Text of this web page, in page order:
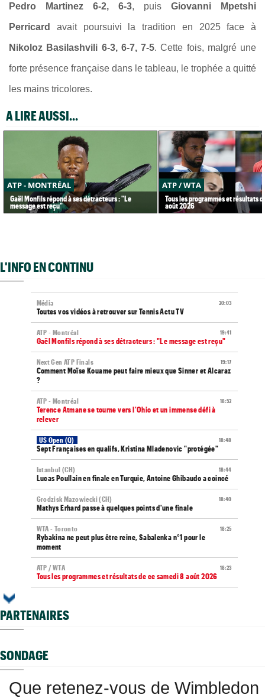
Pedro Martinez 6-2, 6-3, puis Giovanni Mpetshi
Perricard avait poursuivi la tradition en 2025 face à
Nikoloz Basilashvili 6-3, 6-7, 7-5. Cette fois, malgré une
forte présence française dans le tableau, le trophée a quitté
les mains tricolores.
A LIRE AUSSI...
ATP - MONTRÉAL
Gaël Monfils répond à ses détracteurs : "Le
message est reçu"
ATP / WTA
Tous les programmes et résultats
août 2026
L'INFO EN CONTINU
20:03
Média
Toutes vos vidéos à retrouver sur Tennis Actu TV
19:41
ATP - Montréal
Gaël Monfils répond à ses détracteurs : "Le message est reçu"
19:17
Next Gen ATP Finals
Comment Moïse Kouame peut faire mieux que Sinner et Alcaraz
?
18:52
ATP - Montréal
Terence Atmane se tourne vers l'Ohio et un immense défi à
relever
18:48
US Open (Q)
Sept Françaises en qualifs, Kristina Mladenovic "protégée"
18:44
Istanbul (CH)
Lucas Poullain en finale en Turquie, Antoine Ghibaudo a coincé
18:40
Grodzisk Mazowiecki (CH)
Mathys Erhard passe à quelques points d'une finale
18:25
WTA - Toronto
Rybakina ne peut plus être reine, Sabalenka n°1 pour le
moment
18:23
ATP / WTA
Tous les programmes et résultats de ce samedi 8 août 2026
17:00
ATP - Montréal
PARTENAIRES
SONDAGE
Que retenez-vous de Wimbledon